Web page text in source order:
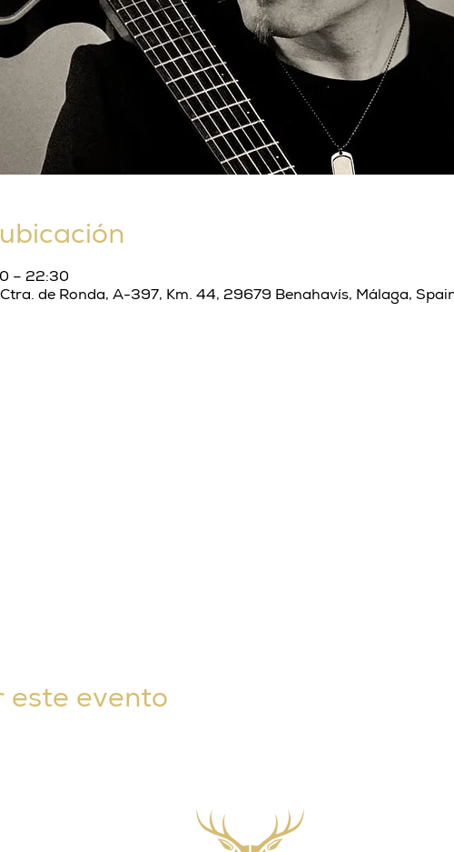
– 22:30
de Ronda, A-397, Km. 44, 29679 Benahavís, Málaga,
este evento